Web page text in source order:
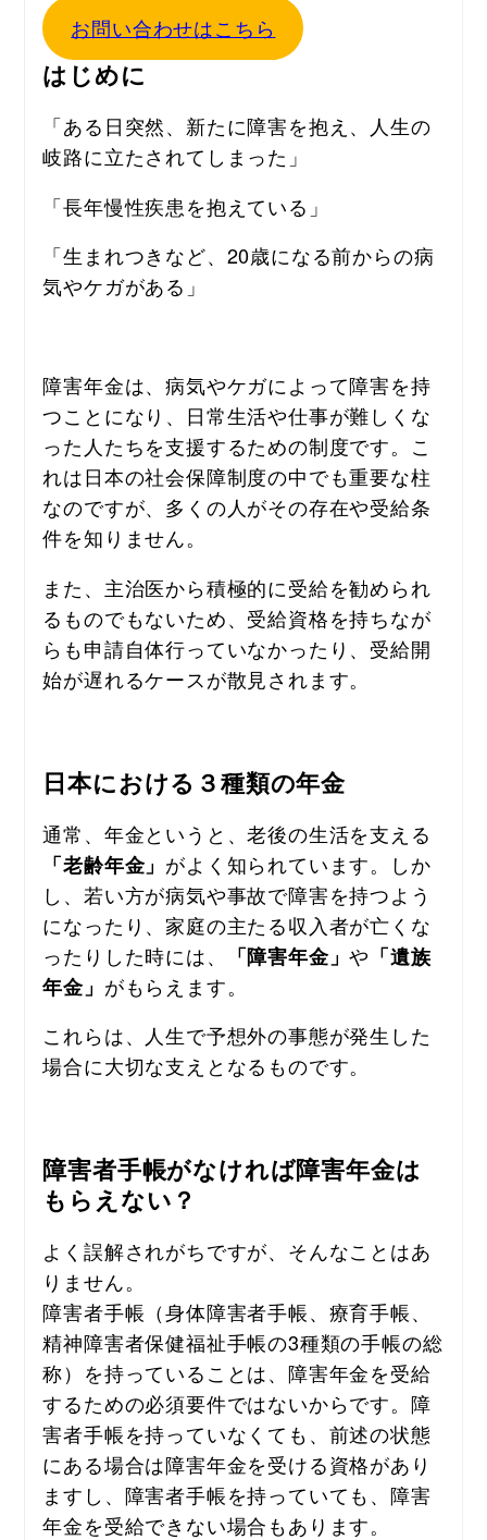
お問い合わせはこちら
はじめに
「ある日突然、新たに障害を抱え、人生の
岐路に立たされてしまった」
「長年慢性疾患を抱えている」
「生まれつきなど、20歳になる前からの病
気やケガがある」
障害年金は、病気やケガによって障害を持
つことになり、日常生活や仕事が難しくな
った人たちを支援するための制度です。こ
れは日本の社会保障制度の中でも重要な柱
なのですが、多くの人がその存在や受給条
件を知りません。
また、主治医から積極的に受給を勧められ
るものでもないため、受給資格を持ちなが
らも申請自体行っていなかったり、受給開
始が遅れるケースが散見されます。
日本における３種類の年金
通常、年金というと、老後の生活を支える
「老齢年金」 がよく知られています。しか
し、若い方が病気や事故で障害を持つよう
になったり、家庭の主たる収入者が亡くな
ったりした時には、
「障害年金」や 「遺族
年金」 がもらえます。
これらは、人生で予想外の事態が発生した
場合に大切な支えとなるものです。
障害者手帳がなければ障害年金は
もらえない？
よく誤解されがちですが、そんなことはあ
りません。
障害者手帳（身体障害者手帳、療育手帳、
精神障害者保健福祉手帳の3種類の手帳の総
称）を持っていることは、障害年金を受給
するための必須要件ではないからです。 障
害者手帳を持っていなくても、前述の状態
にある場合は障害年金を受ける資格があり
ますし、障害者手帳を持っていても、障害
年金を受給できない場合もあります。